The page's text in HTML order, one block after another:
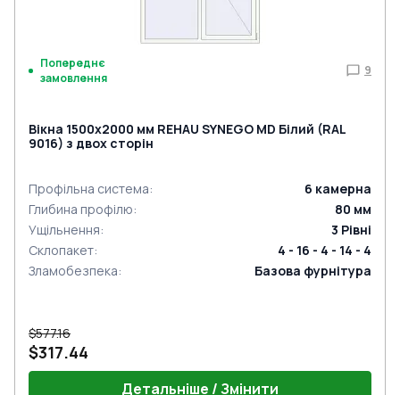
Попереднє
замовлення
9
Вікна 1500x2000 мм REHAU SYNEGO MD Білий (RAL
9016) з двох сторін
Профільна система: 6 камерна
Глибина профілю: 80 мм
Ущільнення: 3 Рівні
Склопакет:
4 - 16 - 4 - 14 - 4
Зламобезпека: Базова фурнітура
$577.16
$317.44
Детальніше / Змінити